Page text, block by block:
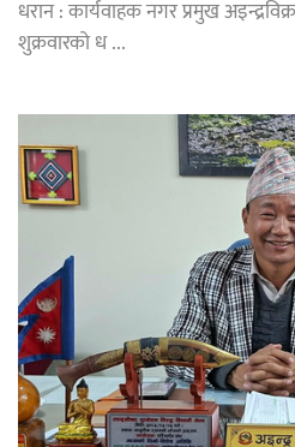
धरान : कार्यवाहक नगर प्रमुख
शुक्रवारको ध ...